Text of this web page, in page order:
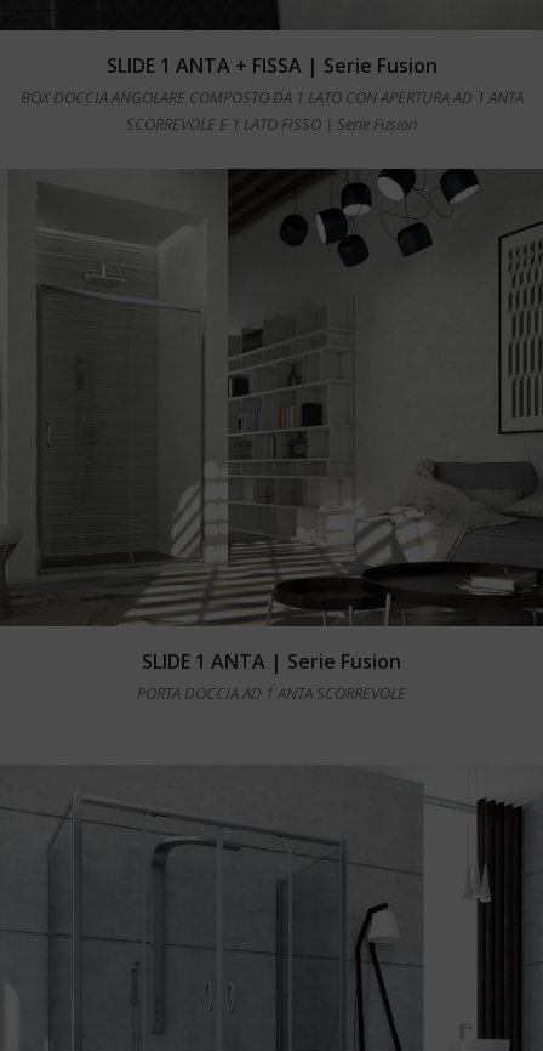
Leggi tutto
SLIDE 1 ANTA + FISSA | Serie Fusion
BOX DOCCIA ANGOLARE COMPOSTO DA 1 LATO CON APERTURA AD 1 ANTA
SCORREVOLE E 1 LATO FISSO | Serie Fusion
Leggi tutto
SLIDE 1 ANTA | Serie Fusion
PORTA DOCCIA AD 1 ANTA SCORREVOLE